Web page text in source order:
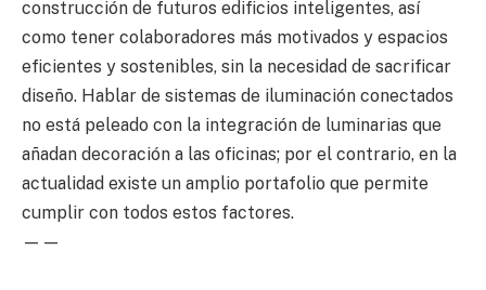
construcción de futuros edificios inteligentes, así
como tener colaboradores más motivados y espacios
eficientes y sostenibles, sin la necesidad de sacrificar
diseño. Hablar de sistemas de iluminación conectados
no está peleado con la integración de luminarias que
añadan decoración a las oficinas; por el contrario, en la
actualidad existe un amplio portafolio que permite
cumplir con todos estos factores.
——